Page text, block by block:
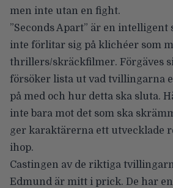
men inte utan en fight.
”Seconds Apart” är en
inte förlitar sig på klichéer som
thrillers/skräckfilmer. Förgäves
försöker lista ut vad tvillingarna
på med och hur detta ska sluta.
inte bara mot det som ska
ger karaktärerna ett utvecklade
ihop.
Castingen av de riktiga
Edmund är mitt i prick. De har